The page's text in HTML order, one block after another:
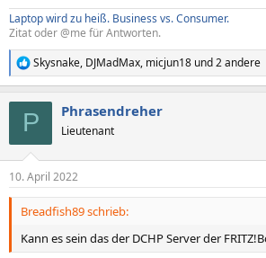
Laptop wird zu heiß. Business vs. Consumer.
Zitat oder @me für Antworten.
R
e
e
n
Skysnake, DJMadMax, micjun18 und 2 andere
P Phrasendreher
Lieutenant
10. April 2022
Breadfish89 schrieb:
Kann es sein das der DCHP Server der